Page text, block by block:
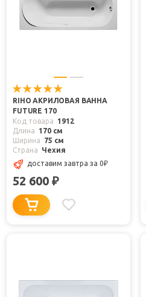
RIHO АКРИЛОВАЯ ВАННА
FUTURE 170
Код товара
1912
Длина
170 см
Ширина
75 см
Страна
Чехия
доставим завтра за 0₽
52 600 ₽